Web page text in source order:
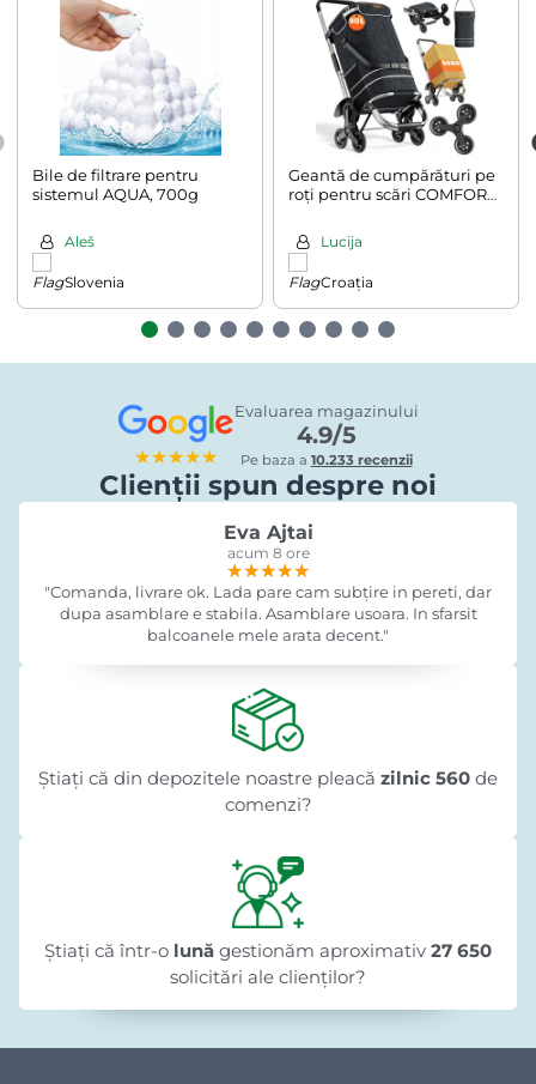
Bile de filtrare pentru
sistemul AQUA, 700g
Aleš
Slovenia
Geantă de cumpărături pe
roți pentru scări COMFORT,
Lucija
Croația
★★★★★
Evaluarea magazinului
4.9/5
Pe baza a 10.233 recenzii
Clienții spun despre noi
Eva Ajtai
acum 8 ore
★★★★★
★★★★★
★★★★★
"Comanda, livrare ok. Lada pare cam subțire in pereti, dar
dupa asamblare e stabila. Asamblare usoara. In sfarsit
balcoanele mele arata decent."
Știați că din depozitele noastre pleacă zilnic 560 de
comenzi?
Știați că într-o lună gestionăm aproximativ 27 650
solicitări ale clienților?